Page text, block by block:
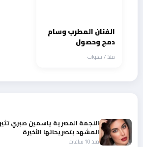
الفنان المطرب وسام
دمج وحصول
اكاديميته علي
المرسوم الجمهوري
منذ 7 سنوات
النجمة المصرية ياسمين صبري
المشهد بتصريحاتها الأخيرة
منذ 10 ساعات